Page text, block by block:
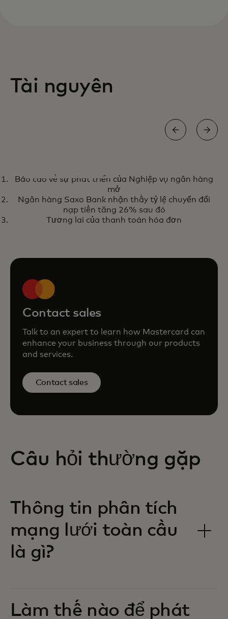
Tài nguyên
Sức mạnh của AI sẵn sàng triển
khai trên thị trường hiện nay
trong việc giảm gian lận giao
opens in a new tab
Báo cáo về sự phát triển của Nghiệp vụ ngân hàng
mở
Ngân hàng Saxo Bank nhận thấy tỷ lệ chuyển đổi
nạp tiền tăng 26% sau đó
Tương lai của thanh toán hóa đơn
Contact sales
Talk to an expert to learn how Mastercard can
enhance your business through our products
and services.
Contact sales
Câu hỏi thường gặp
Thông tin phân tích
mạng lưới toàn cầu
là gì?
Làm thế nào để phát